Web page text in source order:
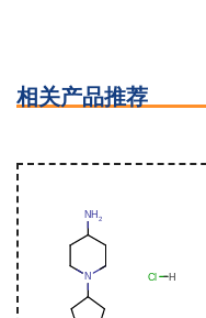
相关产品推荐